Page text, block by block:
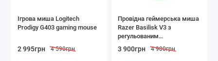
Ігрова миша Logitech
Prodigy G403 gaming mouse
2 995грн 4 590грн
Провідна геймерська миша
Razer Basilisk V3 з
регульованим
підсвічуванням
3 900грн 4 900грн